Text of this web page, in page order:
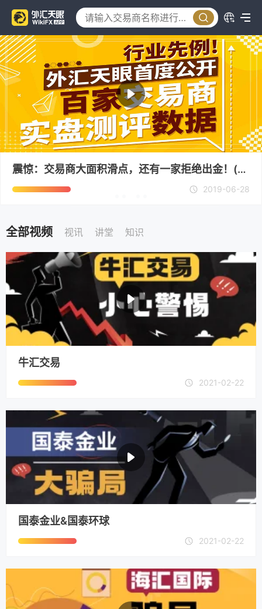
面积滑点，还有一家拒绝出金！(外
独家：外汇
ASIA现状
全部视频 视讯 讲堂 知识
牛汇交易
2021-02-22
国泰金业&国泰环球
2021-02-22